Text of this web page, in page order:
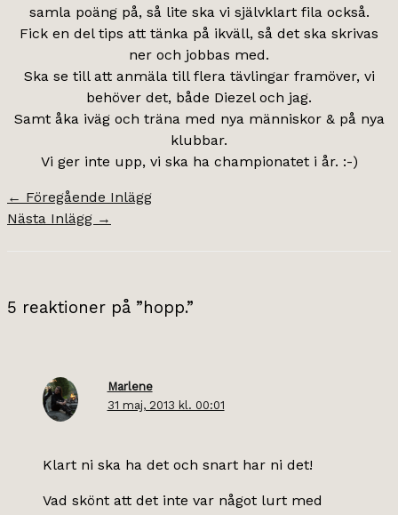
samla poäng på, så lite ska vi självklart fila också.
Fick en del tips att tänka på ikväll, så det ska skrivas
ner och jobbas med.
Ska se till att anmäla till flera tävlingar framöver, vi
behöver det, både Diezel och jag.
Samt åka iväg och träna med nya människor & på nya
klubbar.
Vi ger inte upp, vi ska ha championatet i år. :-)
← Föregående Inlägg
Nästa Inlägg →
5 reaktioner på ”hopp.”
Marlene
31 maj, 2013 kl. 00:01
Klart ni ska ha det och snart har ni det!
Vad skönt att det inte var något lurt med